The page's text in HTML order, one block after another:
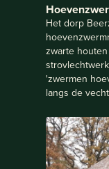
Het dorp
zwarte
'zwermen
langs de